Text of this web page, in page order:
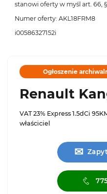
stanowi oferty w myśl art. 66,
Numer oferty: AKL18FRM8
i00586327152i
Ogłoszenie
Renault
VAT 23% Express 1.5dCi
właściciel
✉